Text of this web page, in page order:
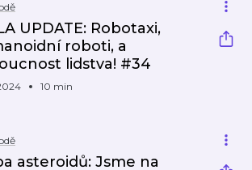
UPDATE: Robotaxi,
roboti, a
lidstva! #34
10 min
asteroidů: Jsme na